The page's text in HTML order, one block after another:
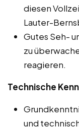
diesen
Lauter-
Gutes Seh-
zu
reagieren.
Technische
und